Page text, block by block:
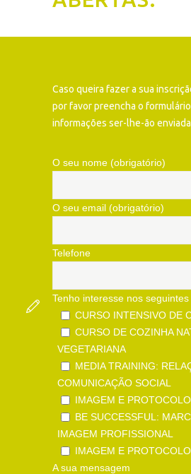
Caso queira fazer a sua
por favor preencha o formulário
informações ser-lhe-ão
O seu nome (obrigatório)
O seu email (obrigatório)
Telefone
Tenho interesse nos seguintes
CURSO INTENSIVO DE
CURSO DE COZINHA
VEGETARIANA
MEDIA TRAINING:
COMUNICAÇÃO SOCIAL
IMAGEM E PROTOCOLO
BE SUCCESSFUL:
IMAGEM PROFISSIONAL
IMAGEM E PROTOCOLO
A sua mensagem